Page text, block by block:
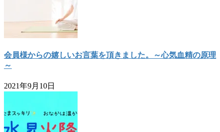
会員様からの嬉しいお言葉を頂きました。～心気血精の原理
～
2021年9月10日